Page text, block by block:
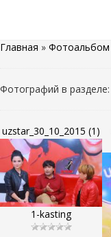
Главная » Фотоальбом
Фотографий в разделе:
uzstar_30_10_2015 (1)
1-kasting